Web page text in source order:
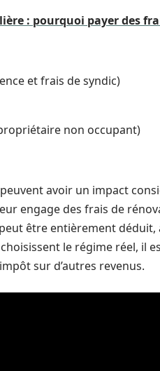
: pourquoi payer des
et frais de syndic)
non occupant)
avoir un impact
engage des frais de
être entièrement
le régime réel, il
sur d’autres revenus.